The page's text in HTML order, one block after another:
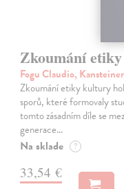
Zkoumání
Fogu Claudio,
Zkoumání etiky kultury
sporů, které formovaly
tomto zásadním díle se
generace…
Na sklade ?
33,54 €